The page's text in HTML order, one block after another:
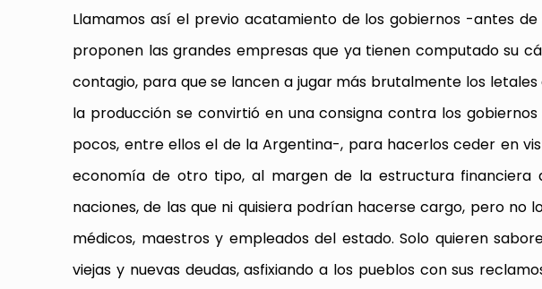
Llamamos así el previo acatamiento de los gobiernos -antes
proponen las grandes empresas que ya tienen computado su
contagio, para que se lancen a jugar más brutalmente los
la producción se convirtió en una consigna contra los
pocos, entre ellos el de la Argentina-, para hacerlos ceder en
economía de otro tipo, al margen de la estructura
naciones, de las que ni quisiera podrían hacerse cargo, pero no
médicos, maestros y empleados del estado. Solo quieren
viejas y nuevas deudas, asfixiando a los pueblos con sus